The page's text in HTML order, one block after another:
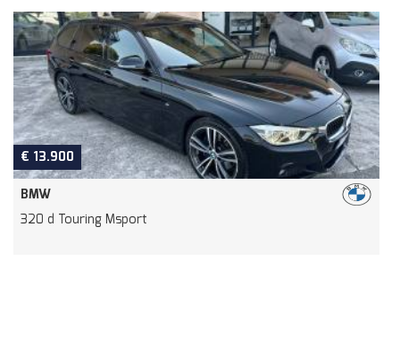
ASSISTENZA
CONTATTI
€ 13.900
BMW
320 d Touring Msport